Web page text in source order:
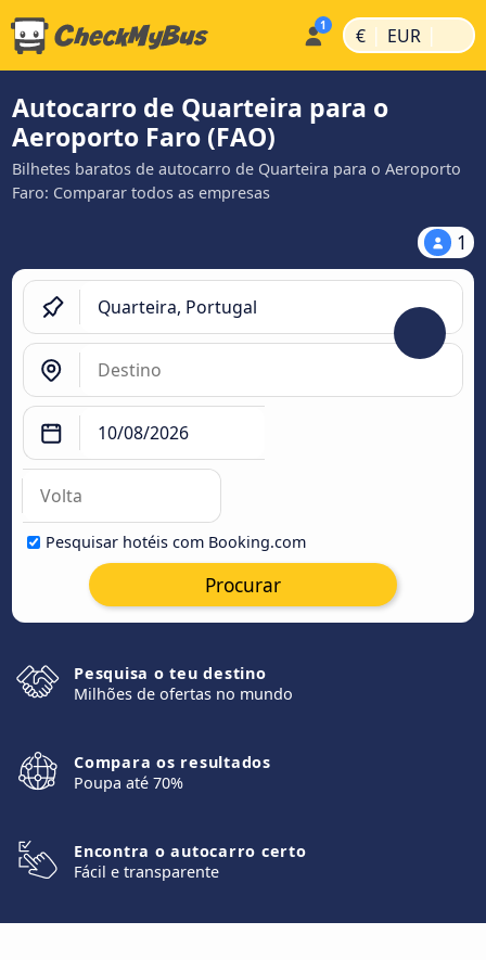
€ | EUR |
Autocarro de Quarteira para o
Aeroporto Faro (FAO)
Bilhetes baratos de autocarro de Quarteira para o Aeroporto
Faro: Comparar todos as empresas
1
Pesquisar hotéis com Booking.com
Procurar
Pesquisa o teu destino
Milhões de ofertas no mundo
Compara os resultados
Poupa até 70%
Encontra o autocarro certo
Fácil e transparente